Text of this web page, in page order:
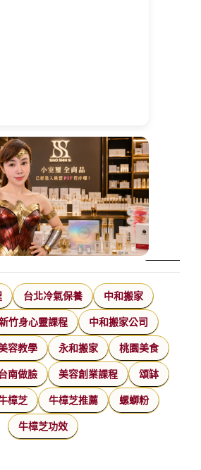
台北冷氣保養 中和搬家
竹身心靈課程 中和搬家公司
容教學 永和搬家 桃園美食
南做臉 美容創業課程 頌缽
樟芝 牛樟芝推薦 螺螄粉
牛樟芝功效